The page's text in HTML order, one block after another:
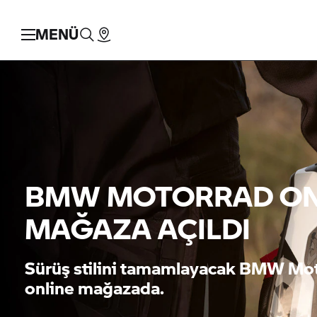
MENÜ
BMW MOTORRAD
MAĞAZA AÇILDI
Sürüş stilini tamamlayacakBMW
online mağazada.